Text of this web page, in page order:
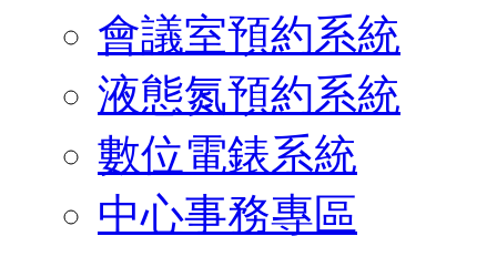
會議室預約系統
液態氮預約系統
數位電錶系統
中心事務專區